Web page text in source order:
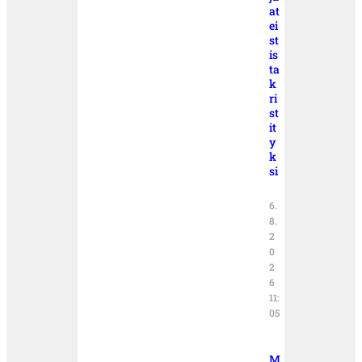
at
ei
st
is
ta
k
ri
st
it
y
k
si
6.
8.
2
0
2
6
11:
05